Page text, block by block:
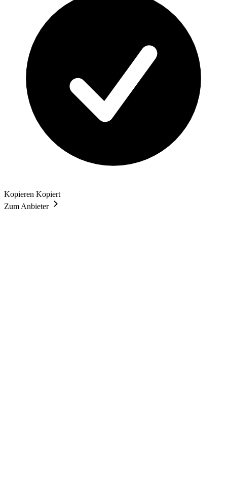
Kopieren Kopiert
Zum Anbieter